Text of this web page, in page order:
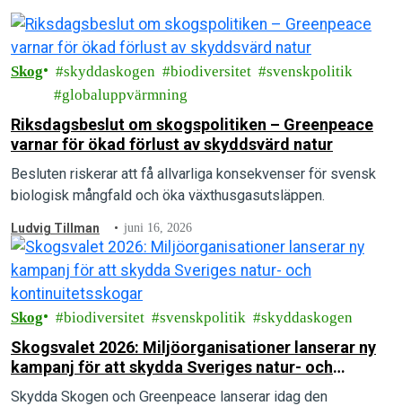
Skog skyddaskogen biodiversitet
svenskpolitik
globaluppvärmning
Riksdagsbeslut om skogspolitiken – Greenpeace
varnar för ökad förlust av skyddsvärd natur
Besluten riskerar att få allvarliga konsekvenser för svensk
biologisk mångfald och öka växthusgasutsläppen.
Ludvig Tillman juni 16, 2026
Skog biodiversitet svenskpolitik skyddaskogen
Skogsvalet 2026: Miljöorganisationer lanserar ny
kampanj för att skydda Sveriges natur- och
kontinuitetsskogar
Skydda Skogen och Greenpeace lanserar idag den